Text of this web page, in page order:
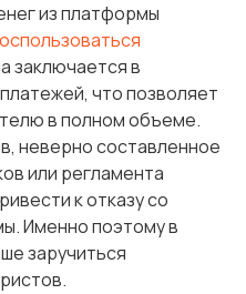
из платформы
заключается в
что позволяет
в полном объеме.
неверно составленное
или регламента
к отказу со
Именно поэтому в
заручиться